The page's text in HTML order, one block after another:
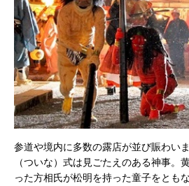
参道や境内に多数の露店が並び賑わい
（ついな）式は見ごたえのある神事。
った方相氏が松明を持った童子をとも